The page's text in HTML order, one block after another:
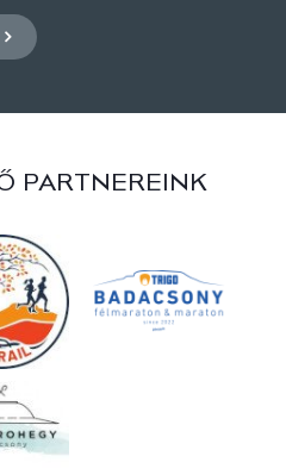
PARTNEREINK